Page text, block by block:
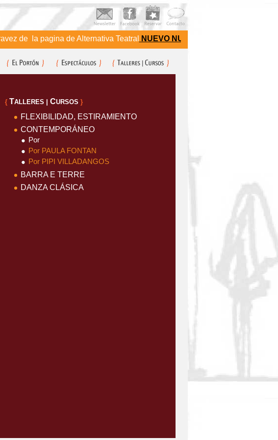
de la pagina de Alternativa Teatral NUEVO NUMERO DE TELEFONO
{ TALLERES | CURSOS }
FLEXIBILIDAD, ESTIRAMIENTO
CONTEMPORÁNEO
Por
Por PAULA FONTAN
Por PIPI VILLADANGOS
BARRA E TERRE
DANZA CLÁSICA